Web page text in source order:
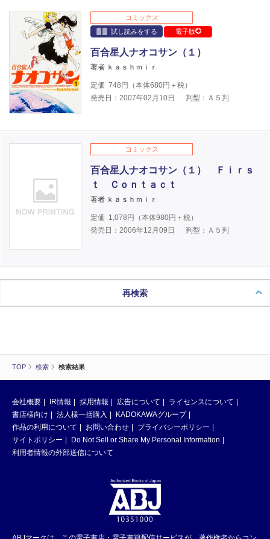
TOP 検索 検索結果
コミックス
試し読みをする
電子版
百合星人ナオコサン（１）
著者 ｋａｓｈｍｉｒ
定価 748 円（本体680円＋税）
発売日：2007年02月10日
判型：Ａ５判
コミックス
百合星人ナオコサン（１） Ｆｉｒｓ
ｔ Ｃｏｎｔａｃｔ
著者 ｋａｓｈｍｉｒ
定価 1,078 円（本体980円＋税）
発売日：2006年12月09日
判型：Ａ５判
再検索
会社概要 IR情報 採用情報 広告について
ライセンスについて
書店様向け
法人様一括購入
KADOKAWAグループ
作品の利用について
お問い合わせ
プライバシーポリシー
サイトポリシー
Do Not Sell or Share My Personal Information
利用者情報の外部送信について